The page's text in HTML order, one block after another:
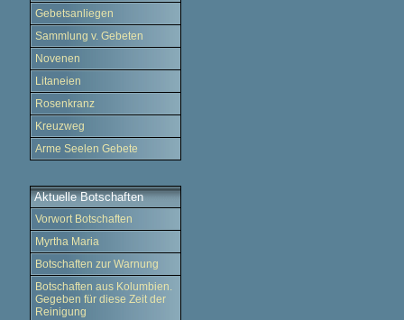
Gebetsanliegen
Sammlung v. Gebeten
Novenen
Litaneien
Rosenkranz
Kreuzweg
Arme Seelen Gebete
Aktuelle Botschaften
Vorwort Botschaften
Myrtha Maria
Botschaften zur Warnung
Botschaften aus Kolumbien.
Gegeben für diese Zeit der
Reinigung